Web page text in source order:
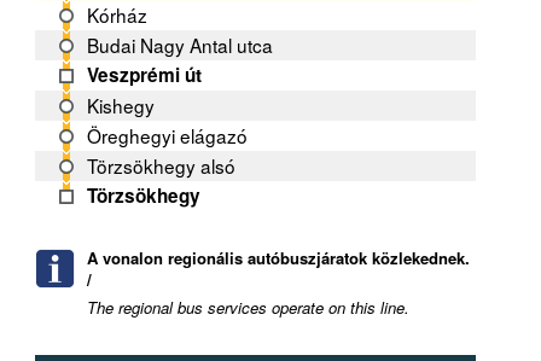
Kórház
Budai Nagy Antal utca
Veszprémi út
Kishegy
Öreghegyi elágazó
Törzsökhegy alsó
Törzsökhegy
A vonalon regionális autóbuszjáratok közlekednek.
/
The regional bus services operate on this line.